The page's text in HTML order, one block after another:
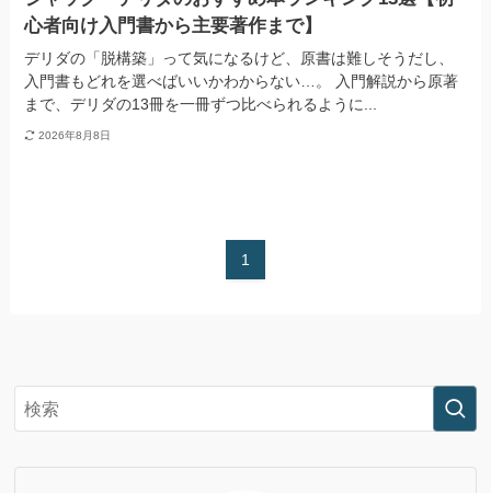
心者向け入門書から主要著作まで】
デリダの「脱構築」って気になるけど、原書は難しそうだし、
入門書もどれを選べばいいかわからない…。 入門解説から原著
まで、デリダの13冊を一冊ずつ比べられるように...
2026年8月8日
1